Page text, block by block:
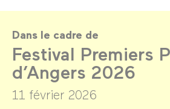
Dans le cadre de
Festival Premiers
d’Angers 2026
11 février 2026